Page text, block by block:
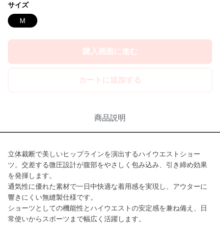
サイズ
M
購入画面に進む
カートに追加する
商品説明
立体裁断で美しいヒップラインを演出するハイウエストショー
ツ。交差する微圧設計が腹部をやさしく包み込み、引き締め効果
を発揮します。
通気性に優れた素材で一日中快適な着用感を実現し、アウターに
響きにくい無縫製仕様です。
ショーツとしての機能性とハイウエストの安定感を兼ね備え、日
常使いからスポーツまで幅広く活躍します。